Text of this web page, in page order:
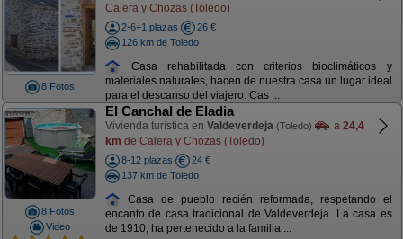
8 Fotos
Calera y Chozas (Toledo)
2-6+1 plazas
26 €
126 km de Toledo
Casa rehabilitada con criterios bioclimáticos y
materiales naturales, hacen de nuestra casa un lugar ideal
para el descanso del viajero. Cas ...
8 Fotos
Video
El Canchal de Eladia
Vivienda turística en Valdeverdeja (Toledo) a 24,4
km de Calera y Chozas (Toledo)
8-12 plazas
24 €
137 km de Toledo
Casa de pueblo recién reformada, respetando el
encanto de casa tradicional de Valdeverdeja. La casa es
de 1910, ha pertenecido a la familia ...